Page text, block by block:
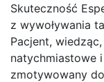
Skuteczność
z wywoływania
Pacjent,
natychmiastowe
zmotywowany